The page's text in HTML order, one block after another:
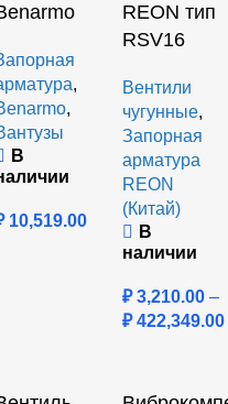
,
,
В
10,519.00
REON тип
RSV16
Вентили
чугунные,
Запорная
арматура
REON
(Китай)
В
наличии
₽3,210.00 –
₽422,349.00